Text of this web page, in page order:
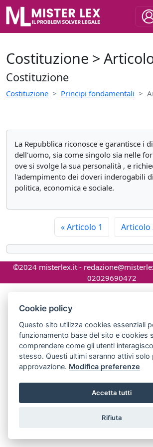
Costituzione >
Costituzione
Costituzione Principi fondamentali
La Repubblica riconosce e garantisce i
dell'uomo, sia come singolo sia nelle
ove si svolge la sua personalità , e
l'adempimento dei doveri inderogabili
politica, economica e sociale.
«Articolo 1 Articolo
©2024 misterlex.it -
02029690472
Cookie policy
Questo sito utilizza cookies essenziali
funzionamento base del sito e cookies
comprendere come gli utenti
stesso. Questi ultimi saranno attivi solo
approvazione. Modifica preferenze
Accetta tutti
Rifiuta